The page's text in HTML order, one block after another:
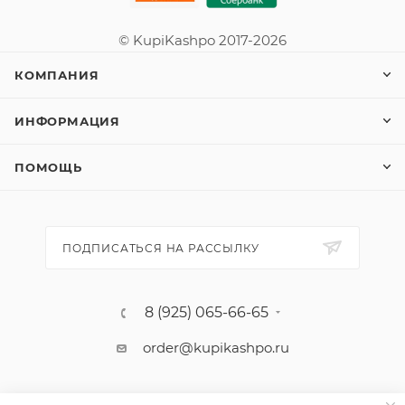
© KupiKashpo 2017-2026
КОМПАНИЯ
ИНФОРМАЦИЯ
ПОМОЩЬ
ПОДПИСАТЬСЯ НА РАССЫЛКУ
8 (925) 065-66-65
order@kupikashpo.ru